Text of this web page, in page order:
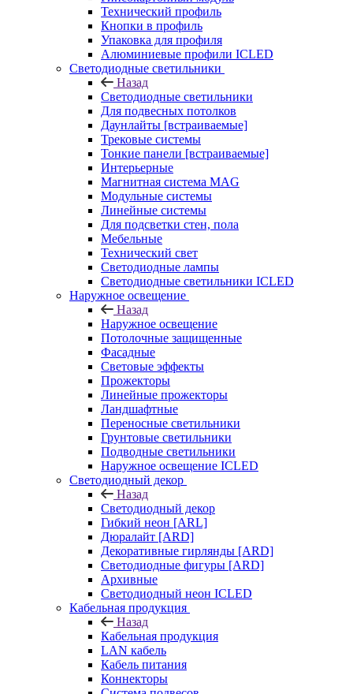
Технический профиль
Кнопки в профиль
Упаковка для профиля
Алюминиевые профили ICLED
Светодиодные светильники
Назад
Светодиодные светильники
Для подвесных потолков
Даунлайты [встраиваемые]
Трековые системы
Тонкие панели [встраиваемые]
Интерьерные
Магнитная система MAG
Модульные системы
Линейные системы
Для подсветки стен, пола
Мебельные
Технический свет
Светодиодные лампы
Светодиодные светильники ICLED
Наружное освещение
Назад
Наружное освещение
Потолочные защищенные
Фасадные
Световые эффекты
Прожекторы
Линейные прожекторы
Ландшафтные
Переносные светильники
Грунтовые светильники
Подводные светильники
Наружное освещение ICLED
Светодиодный декор
Назад
Светодиодный декор
Гибкий неон [ARL]
Дюралайт [ARD]
Декоративные гирлянды [ARD]
Светодиодные фигуры [ARD]
Архивные
Светодиодный неон ICLED
Кабельная продукция
Назад
Кабельная продукция
LAN кабель
Кабель питания
Коннекторы